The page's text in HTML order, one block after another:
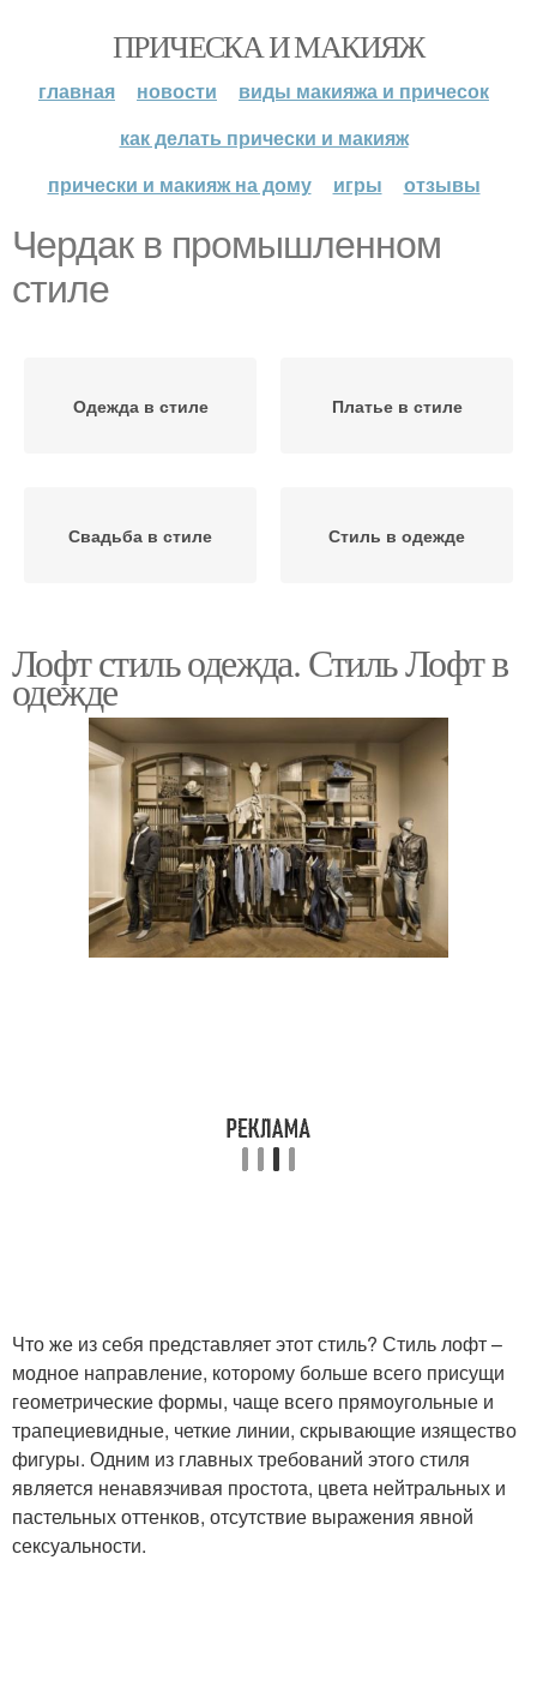
ПРИЧЕСКА И МАКИЯЖ
главная новости
виды макияжа и причесок
как делать прически и макияж
прически и макияж на дому
игры отзывы
Чердак в промышленном
стиле
Одежда в стиле Платье в стиле
Свадьба в стиле Стиль в одежде
Лофт стиль одежда. Стиль Лофт в
одежде
Что же из себя представляет этот стиль? Стиль лофт –
модное направление, которому больше всего присущи
геометрические формы, чаще всего прямоугольные и
трапециевидные, четкие линии, скрывающие изящество
фигуры. Одним из главных требований этого стиля
является ненавязчивая простота, цвета нейтральных и
пастельных оттенков, отсутствие выражения явной
сексуальности.